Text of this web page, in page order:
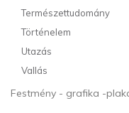
Természettudomány
Történelem
Utazás
Vallás
Festmény - grafika -